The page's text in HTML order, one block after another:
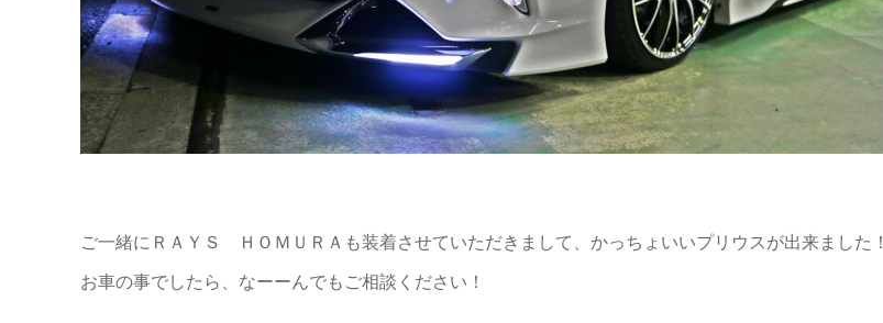
ご一緒にＲＡＹＳ ＨＯＭＵＲＡも装着させていただきまして、かっちょいいプリウスが出来ました！
お車の事でしたら、なーーんでもご相談ください！